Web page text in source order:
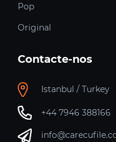
Pop
Original
Contacte-nos
Istanbul / Turkey
+44 7946 388166